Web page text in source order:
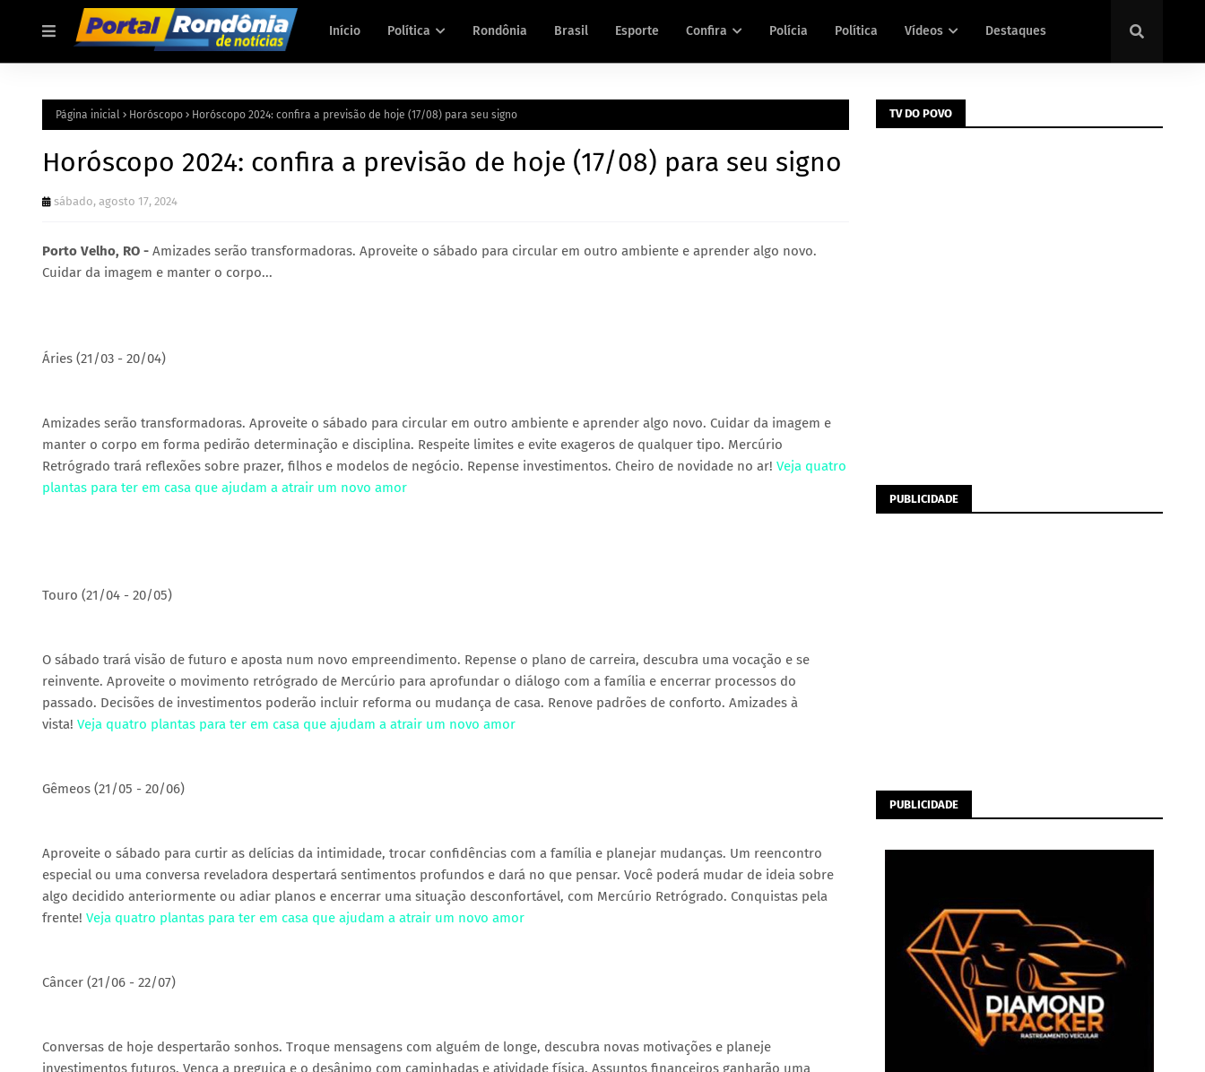
Início Política Rondônia Brasil Esporte Confira Polícia Política Vídeos Destaques
Página inicial Horóscopo Horóscopo 2024: confira a previsão de hoje (17/08) para seu signo
Horóscopo 2024: confira a previsão de hoje (17/08) para seu signo
sábado, agosto 17, 2024
Porto Velho, RO - Amizades serão transformadoras. Aproveite o sábado para circular em outro ambiente e aprender algo novo.
Cuidar da imagem e manter o corpo...
Áries (21/03 - 20/04)
Amizades serão transformadoras. Aproveite o sábado para circular em outro ambiente e aprender algo novo. Cuidar da imagem e
manter o corpo em forma pedirão determinação e disciplina. Respeite limites e evite exageros de qualquer tipo. Mercúrio
Retrógrado trará reflexões sobre prazer, filhos e modelos de negócio. Repense investimentos. Cheiro de novidade no ar! Veja quatro
plantas para ter em casa que ajudam a atrair um novo amor
Touro (21/04 - 20/05)
O sábado trará visão de futuro e aposta num novo empreendimento. Repense o plano de carreira, descubra uma vocação e se
reinvente. Aproveite o movimento retrógrado de Mercúrio para aprofundar o diálogo com a família e encerrar processos do
passado. Decisões de investimentos poderão incluir reforma ou mudança de casa. Renove padrões de conforto. Amizades à
vista! Veja quatro plantas para ter em casa que ajudam a atrair um novo amor
Gêmeos (21/05 - 20/06)
Aproveite o sábado para curtir as delícias da intimidade, trocar confidências com a família e planejar mudanças. Um reencontro
especial ou uma conversa reveladora despertará sentimentos profundos e dará no que pensar. Você poderá mudar de ideia sobre
algo decidido anteriormente ou adiar planos e encerrar uma situação desconfortável, com Mercúrio Retrógrado. Conquistas pela
frente! Veja quatro plantas para ter em casa que ajudam a atrair um novo amor
Câncer (21/06 - 22/07)
Conversas de hoje despertarão sonhos. Troque mensagens com alguém de longe, descubra novas motivações e planeje
investimentos futuros. Vença a preguiça e o desânimo com caminhadas e atividade física. Assuntos financeiros ganharão uma
TV DO POVO
PUBLICIDADE
PUBLICIDADE